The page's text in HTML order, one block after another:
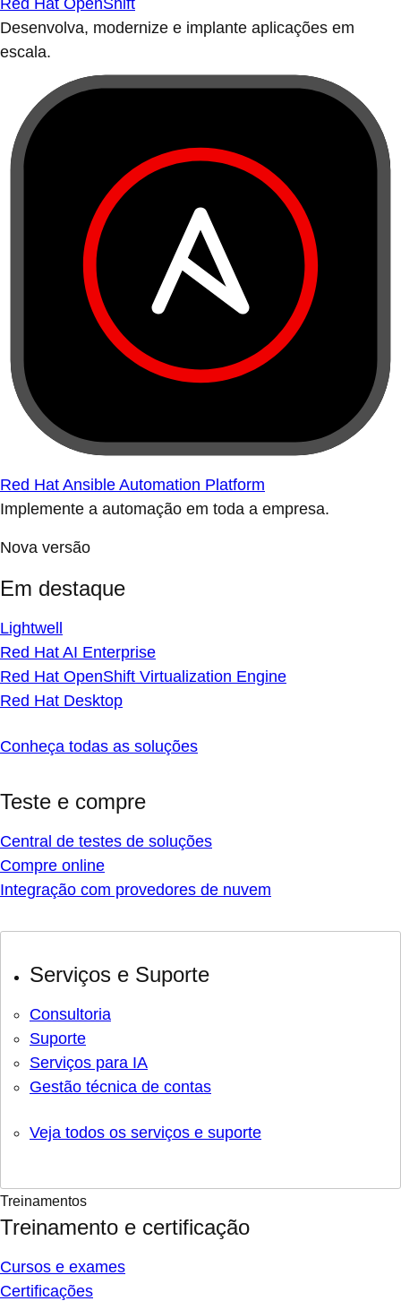
Red Hat OpenShift
Desenvolva, modernize e implante aplicações em
escala.
Red Hat Ansible Automation Platform
Implemente a automação em toda a empresa.
Nova versão
Em destaque
Lightwell
Red Hat AI Enterprise
Red Hat OpenShift Virtualization Engine
Red Hat Desktop
Conheça todas as soluções
Teste e compre
Central de testes de soluções
Compre online
Integração com provedores de nuvem
Serviços e Suporte
Consultoria
Suporte
Serviços para IA
Gestão técnica de contas
Veja todos os serviços e suporte
Treinamentos
Treinamento e certificação
Cursos e exames
Certificações